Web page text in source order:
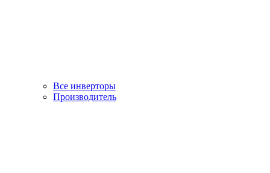
Все инверторы
Производитель